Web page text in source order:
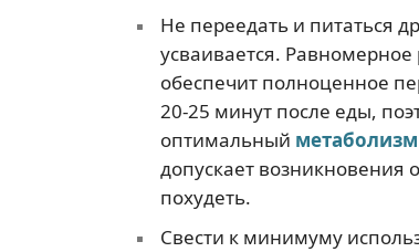
Не переедать и питаться
усваивается.
обеспечит полноценное
20-25 минут после еды,
оптимальный метаболизм
допускает возникновения
похудеть.
Свести к минимуму